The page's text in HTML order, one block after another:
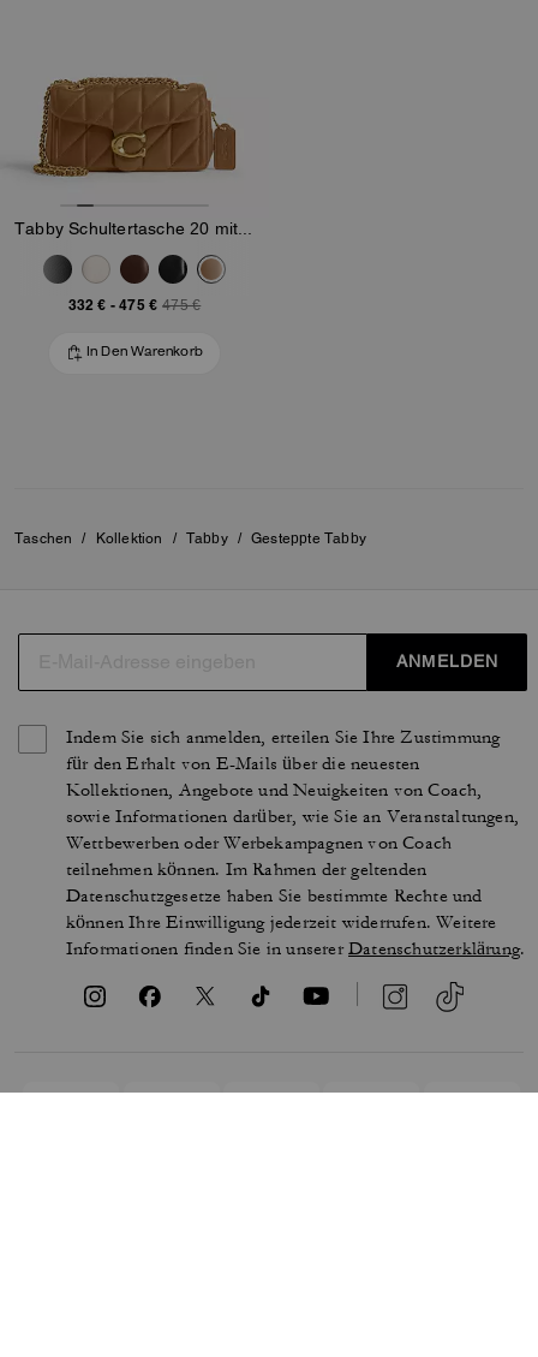
332 € -475 € 475 €
In Den Warenkorb
Taschen / Kollektion / Tabby / Gesteppte Tabby
ANMELDEN
Indem Sie sich anmelden, erteilen Sie Ihre Zustimmung
für den Erhalt von E-Mails über die neuesten
Kollektionen, Angebote und Neuigkeiten von Coach,
sowie Informationen darüber, wie Sie an Veranstaltungen,
Wettbewerben oder Werbekampagnen von Coach
teilnehmen können. Im Rahmen der geltenden
Datenschutzgesetze haben Sie bestimmte Rechte und
können Ihre Einwilligung jederzeit widerrufen. Weitere
Informationen finden Sie in unsererDatenschutzerklärung.